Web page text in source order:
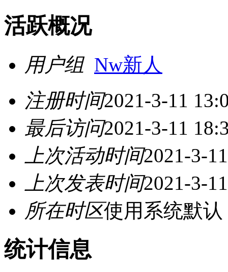
活跃概况
用户组 Nw新人
注册时间2021-3-11
最后访问2021-3-11
上次活动时间2021-3-
上次发表时间2021-3-
所在时区使用系统默认
统计信息